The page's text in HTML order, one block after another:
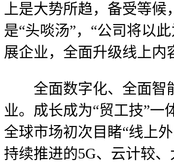
上是大势所趋，备受等
是“头啖汤”，“公司将以
展企业，全面升级线上内
全面数字化、全面智能
业。成长成为“贸工技”一
全球市场初次目睹“线上
持续推进的5G、云计较